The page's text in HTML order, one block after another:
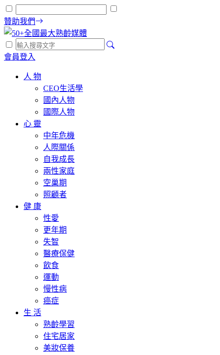
贊助我們
會員登入
人 物
CEO生活學
國內人物
國際人物
心 靈
中年危機
人際關係
自我成長
兩性家庭
空巢期
照顧者
健 康
性愛
更年期
失智
醫療保健
飲食
運動
慢性病
癌症
生 活
熟齡學習
住宅居家
美妝保養